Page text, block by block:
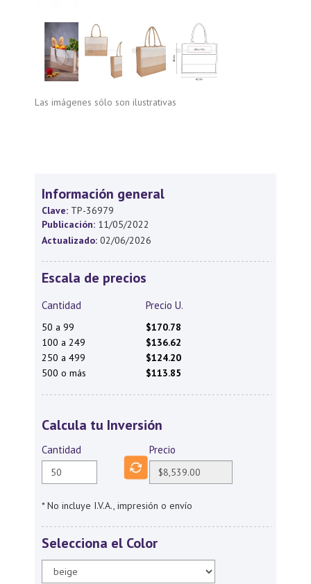
Las imágenes sólo son ilustrativas
Información general
Clave: TP-36979
Publicación: 11/05/2022
Actualizado: 02/06/2026
Escala de precios
Cantidad Precio U.
50 a 99
$170.78
100 a 249
$136.62
250 a 499
$124.20
500 o más
$113.85
Calcula tu Inversión
Cantidad Precio
* No incluye I.V.A., impresión o envío
Selecciona el Color